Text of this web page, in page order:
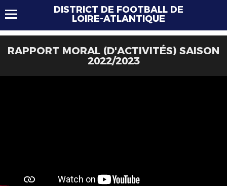
DISTRICT DE FOOTBALL DE
LOIRE-ATLANTIQUE
RAPPORT MORAL (D'ACTIVITÉS) SAISON
2022/2023